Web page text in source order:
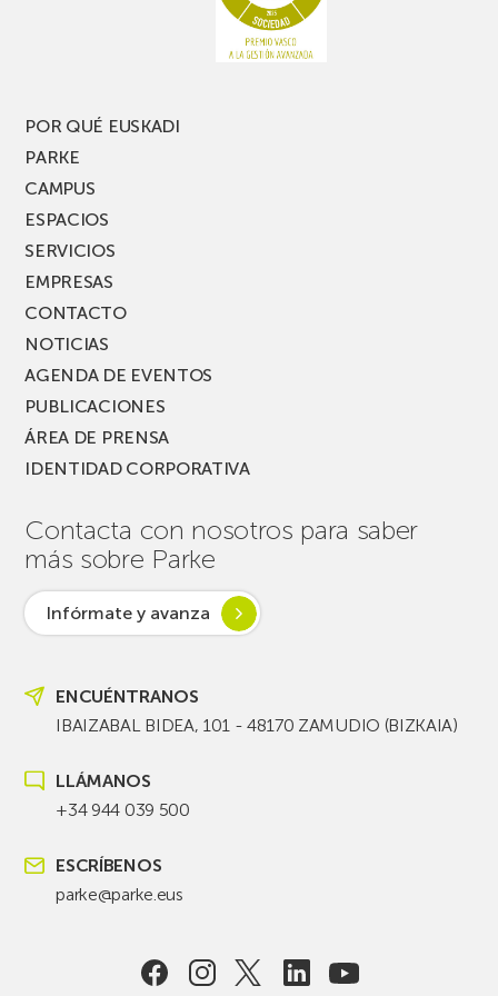
PARKEA
MUSIK
POR QUÉ EUSKADI
PARKE
CAMPUS
ESPACIOS
SERVICIOS
EMPRESAS
CONTACTO
NOTICIAS
AGENDA DE EVENTOS
PUBLICACIONES
ÁREA DE PRENSA
IDENTIDAD CORPORATIVA
Contacta con nosotros para saber
más sobre Parke
Infórmate y avanza
ENCUÉNTRANOS
IBAIZABAL BIDEA, 101 - 48170 ZAMUDIO (BIZKAIA)
LLÁMANOS
+34 944 039 500
ESCRÍBENOS
parke@parke.eus